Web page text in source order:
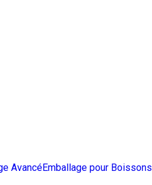
AvancéEmballage pour Boissons